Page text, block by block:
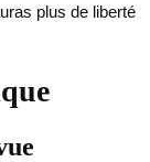
plus de liberté